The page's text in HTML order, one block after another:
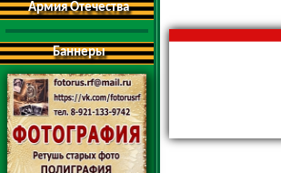
Армия Отечества
Баннеры